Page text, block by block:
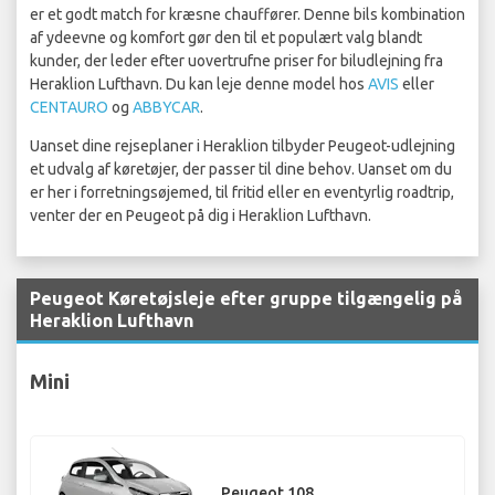
er et godt match for kræsne chauffører. Denne bils kombination
af ydeevne og komfort gør den til et populært valg blandt
kunder, der leder efter uovertrufne priser for biludlejning fra
Heraklion Lufthavn. Du kan leje denne model hos AVIS eller
CENTAURO og ABBYCAR.
Uanset dine rejseplaner i Heraklion tilbyder Peugeot-udlejning
et udvalg af køretøjer, der passer til dine behov. Uanset om du
er her i forretningsøjemed, til fritid eller en eventyrlig roadtrip,
venter der en Peugeot på dig i Heraklion Lufthavn.
Peugeot Køretøjsleje efter gruppe tilgængelig på
Heraklion Lufthavn
Mini